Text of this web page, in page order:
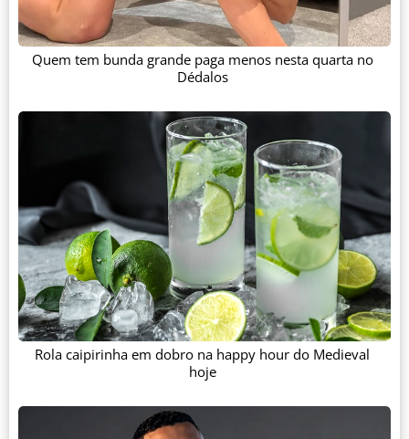
Quem tem bunda grande paga menos nesta quarta no
Dédalos
Rola caipirinha em dobro na happy hour do Medieval
hoje